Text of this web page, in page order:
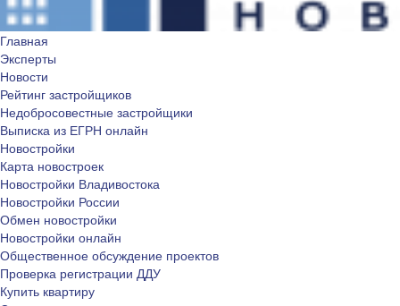
Главная
Эксперты
Новости
Рейтинг застройщиков
Недобросовестные застройщики
Выписка из ЕГРН онлайн
Новостройки
Карта новостроек
Новостройки Владивостока
Новостройки России
Обмен новостройки
Новостройки онлайн
Общественное обсуждение проектов
Проверка регистрации ДДУ
Купить квартиру